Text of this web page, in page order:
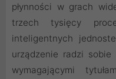
płynności w grach
trzech tysięcy
inteligentnych
urządzenie radzi
wymagającymi